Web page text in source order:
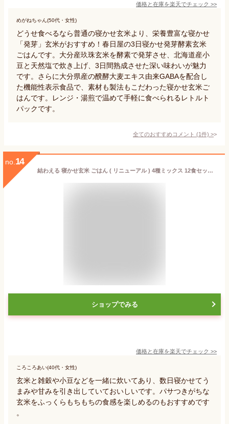
価格と在庫を楽天でチェック >>
めがねちゃん(50代・女性)
どうせ食べるなら普通の寝かせ玄米より、栄養豊富な寝かせ
「発芽」玄米がおすすめ！春日屋の3日寝かせ発芽酵素玄米
ごはんです。大分産玖珠玄米を酵素で発芽させ、北海道産小
豆と天然塩で炊き上げ、3日間熟成させた深い味わいが魅力
です。さらに大分県産の醗酵大麦エキス由来GABAを配合し
た機能性表示食品で、素材も製法もこだわった寝かせ玄米ご
はんです。レンジ・湯煎で温めて手軽に食べられるレトルト
パックです。
全てのおすすめコメント (1件) >
no. 14
結わえる 寝かせ玄米 ごはん ( リニューアル ) 4種ミックス 12食セット ( 小豆 / 黒米 / もち麦 / 十五穀 ) レトルト パック ダイエット 玄米 非常食 4種類各3パック 玄米 レトルトパック 米
ショップでみる
価格と在庫を楽天でチェック >>
ころころあい(40代・女性)
玄米と雑穀や小豆などを一緒に炊いてあり、数日寝かせてう
まみや甘みを引き出していておいしいです。パサつきがちな
玄米をふっくらもちもちの食感を楽しめるのもおすすめです
。